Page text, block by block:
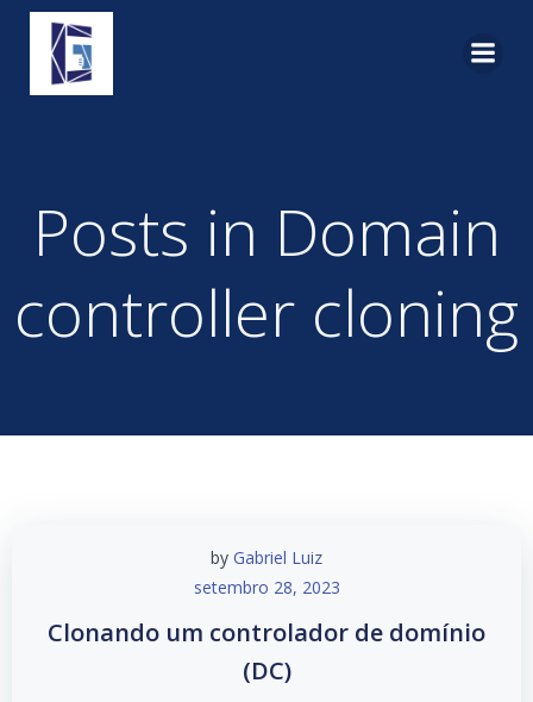
Posts in Domain
controller cloning
by Gabriel Luiz
setembro 28, 2023
Clonando um controlador de domínio
(DC)